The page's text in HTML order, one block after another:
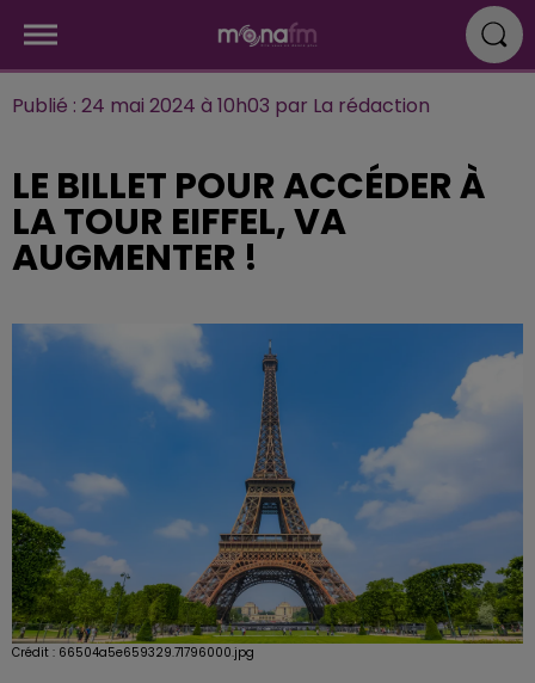
Publié : 24 mai 2024 à 10h03 par La rédaction
LE BILLET POUR ACCÉDER À
LA TOUR EIFFEL, VA
AUGMENTER !
Crédit : 66504a5e659329.71796000.jpg